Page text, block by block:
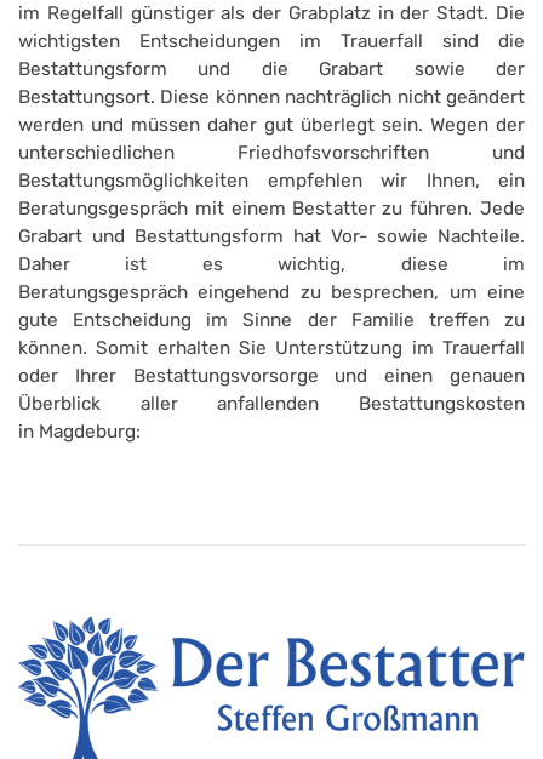
im Regelfall günstiger als der Grabplatz in der Stadt. Die
wichtigsten Entscheidungen im Trauerfall sind die
Bestattungsform und die Grabart sowie der
Bestattungsort. Diese können nachträglich nicht geändert
werden und müssen daher gut überlegt sein. Wegen der
unterschiedlichen Friedhofsvorschriften und
Bestattungsmöglichkeiten empfehlen wir Ihnen, ein
Beratungsgespräch mit einem Bestatter zu führen. Jede
Grabart und Bestattungsform hat Vor- sowie Nachteile.
Daher ist es wichtig, diese im
Beratungsgespräch eingehend zu besprechen, um eine
gute Entscheidung im Sinne der Familie treffen zu
können. Somit erhalten Sie Unterstützung im Trauerfall
oder Ihrer Bestattungsvorsorge und einen genauen
Überblick aller anfallenden Bestattungskosten
in Magdeburg: